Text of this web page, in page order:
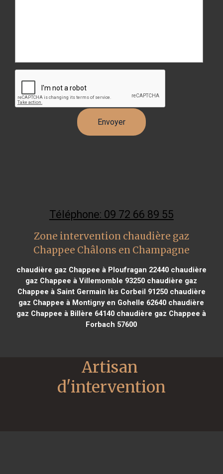
Téléphone: 09 72 66 89 55
Zone intervention chaudière gaz
Chappee Châlons en Champagne
chaudière gaz Chappee à Ploufragan 22440chaudière
gaz Chappee à Villemomble 93250 chaudière gaz
Chappee à Saint Germain lès Corbeil 91250chaudière
gaz Chappee à Montigny en Gohelle 62640 chaudière
gaz Chappee à Billère 64140 chaudière gaz Chappee à
Forbach 57600
Artisan
d'intervention